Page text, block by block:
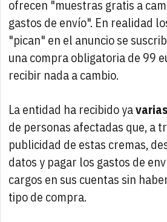
ofrecen "muestras gratis a
gastos de envío". En realidad
"pican" en el anuncio se
una compra obligatoria de 99
recibir nada a cambio.
La entidad ha recibido ya
de personas afectadas que, a
publicidad de estas cremas,
datos y pagar los gastos de
cargos en sus cuentas sin
tipo de compra.